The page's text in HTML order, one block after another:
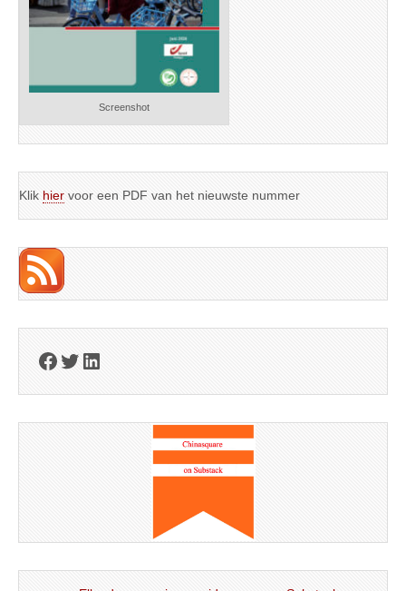
Screenshot
Klik hier voor een PDF van het nieuwste nummer
Facebook
Twitter
LinkedIn